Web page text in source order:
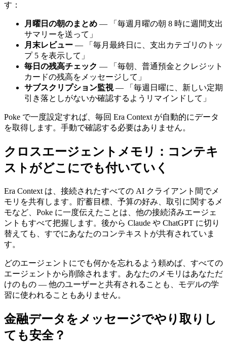
す：
月曜日の朝のまとめ — 「毎週月曜の朝 8 時に週間支出
サマリーを送って」
月末レビュー — 「毎月最終日に、支出カテゴリのトッ
プ 5 を表示して」
毎日の残高チェック — 「毎朝、普通預金とクレジット
カードの残高をメッセージして」
サブスクリプション監視— 「毎週日曜に、新しい定期
引き落としがないか確認するようリマインドして」
Poke で一度設定すれば、毎回 Era Context が自動的にデータ
を取得します。手動で確認する必要はありません。
クロスエージェントメモリ：コンテキ
ストがどこにでも付いていく
Era Context は、接続されたすべての AI クライアント間でメ
モリを共有します。貯蓄目標、予算の好み、取引に関するメ
モなど、Poke に一度伝えたことは、他の接続済みエージェ
ントもすべて把握します。後から Claude や ChatGPT に切り
替えても、すでにあなたのコンテキストが共有されていま
す。
どのエージェントにでも何かを忘れるよう頼めば、すべての
エージェントから削除されます。あなたのメモリはあなただ
けのもの — 他のユーザーと共有されることも、モデルの学
習に使われることもありません。
金融データをメッセージでやり取りし
ても安全？